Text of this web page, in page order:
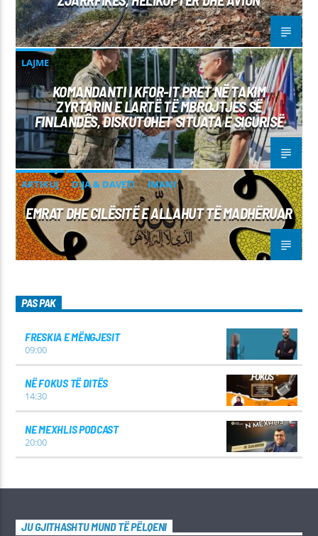
LAJME
KOMANDANTI I KFOR-IT PRET NË TAKIM
ZYRTARIN E LARTË TË MBROJTJES SË
FINLANDËS, DISKUTOHET SITUATA E SIGURISË
ARTIKUJ DIJA & DAVETI IMANI
EMRAT DHE CILËSITË E ALLAHUT TË MADHËRUAR
PAS PAK
FRESKIA E MËNGJESIT
09:00
NË FOKUS TË DITËS
14:30
NE MEXHLIS PODCAST
20:00
JU GJITHASHTU MUND TË PËLQENI